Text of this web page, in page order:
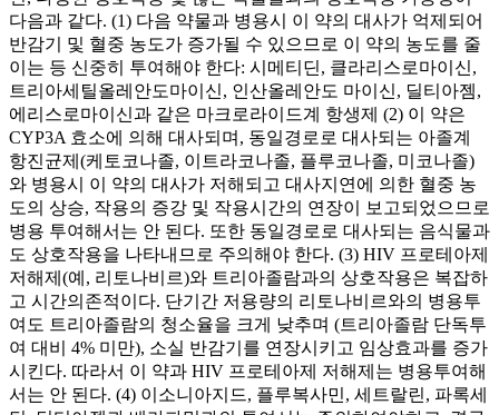
다음과 같다. (1) 다음 약물과 병용시 이 약의 대사가 억제되어
반감기 및 혈중 농도가 증가될 수 있으므로 이 약의 농도를 줄
이는 등 신중히 투여해야 한다: 시메티딘, 클라리스로마이신,
트리아세틸올레안도마이신, 인산올레안도 마이신, 딜티아젬,
에리스로마이신과 같은 마크로라이드계 항생제 (2) 이 약은
CYP3A 효소에 의해 대사되며, 동일경로로 대사되는 아졸계
항진균제(케토코나졸, 이트라코나졸, 플루코나졸, 미코나졸)
와 병용시 이 약의 대사가 저해되고 대사지연에 의한 혈중 농
도의 상승, 작용의 증강 및 작용시간의 연장이 보고되었으므로
병용 투여해서는 안 된다. 또한 동일경로로 대사되는 음식물과
도 상호작용을 나타내므로 주의해야 한다. (3) HIV 프로테아제
저해제(예, 리토나비르)와 트리아졸람과의 상호작용은 복잡하
고 시간의존적이다. 단기간 저용량의 리토나비르와의 병용투
여도 트리아졸람의 청소율을 크게 낮추며 (트리아졸람 단독투
여 대비 4% 미만), 소실 반감기를 연장시키고 임상효과를 증가
시킨다. 따라서 이 약과 HIV 프로테아제 저해제는 병용투여해
서는 안 된다. (4) 이소니아지드, 플루복사민, 세트랄린, 파록세